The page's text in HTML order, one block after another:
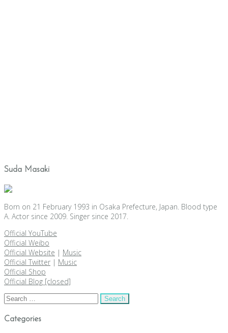
Suda Masaki
Born on 21 February 1993 in Osaka Prefecture, Japan. Blood type
A. Actor since 2009. Singer since 2017.
Official YouTube
Official Weibo
Official Website | Music
Official Twitter | Music
Official Shop
Official Blog [closed]
Search
Categories